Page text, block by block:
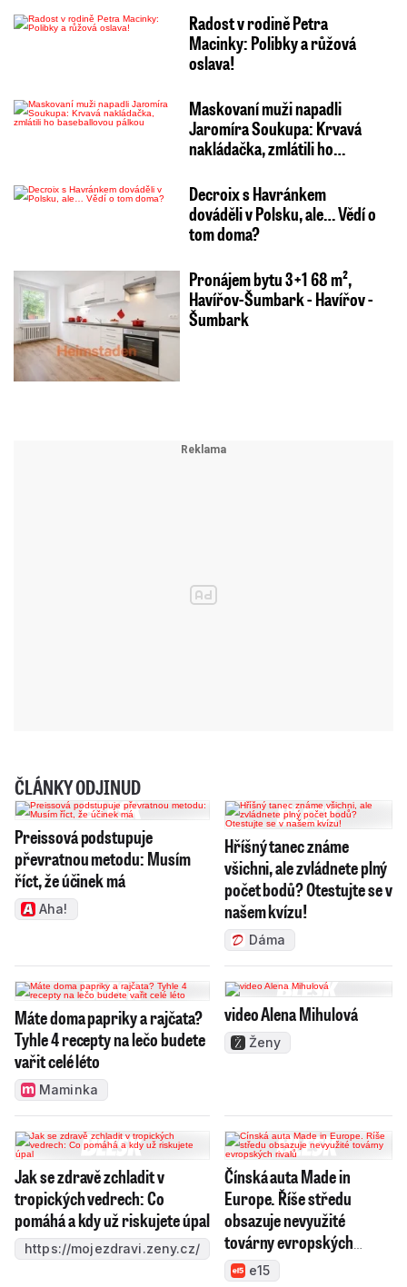
Radost v rodině Petra
Macinky: Polibky a růžová
oslava!
Maskovaní muži napadli
Jaromíra Soukupa: Krvavá
nakládačka, zmlátili ho…
Decroix s Havránkem
dováděli v Polsku, ale… Vědí o
tom doma?
Pronájem bytu 3+1 68 m²,
Havířov-Šumbark - Havířov -
Šumbark
ČLÁNKY ODJINUD
Preissová podstupuje
převratnou metodu: Musím
říct, že účinek má
Aha!
Hříšný tanec známe
všichni, ale zvládnete plný
počet bodů? Otestujte se v
našem kvízu!
Dáma
Máte doma papriky a rajčata?
Tyhle 4 recepty na lečo budete
vařit celé léto
Maminka
video Alena Mihulová
Ženy
Jak se zdravě zchladit v
tropických vedrech: Co
pomáhá a kdy už riskujete úpal
https://mojezdravi.zeny.cz/
Čínská auta Made in
Europe. Říše středu
obsazuje nevyužité
továrny evropských
rivalůe15